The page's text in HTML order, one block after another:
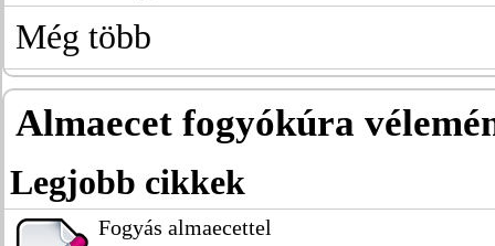
Még több
Almaecet fogyókúra
Legjobb cikkek
Fogyás almaecettel